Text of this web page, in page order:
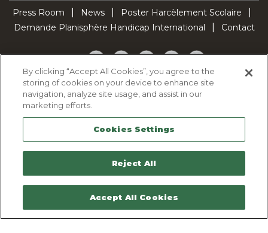
Press Room News
Poster Harcèlement Scolaire
Demande Planisphère Handicap International
Contact
Facebook
TwitterYouTubePinterestTikTok
Cookie Policy
Legal Notice
Sitemap
Contactez-nous
By clicking “Accept All Cookies”, you agree to the
storing of cookies on your device to enhance site
navigation, analyze site usage, and assist in our
marketing efforts.
Cookies Settings
Reject All
Accept All Cookies